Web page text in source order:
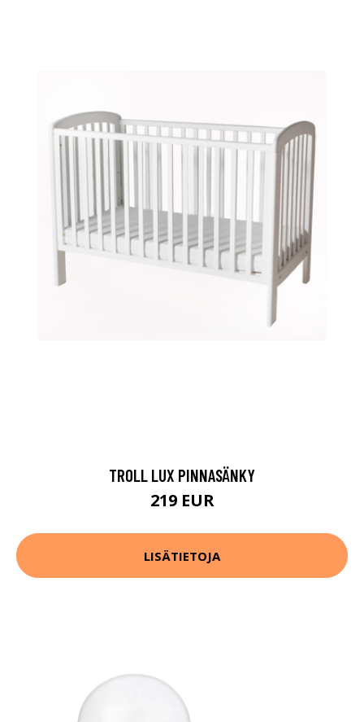
TROLL LUX PINNASÄNKY
219 EUR
LISÄTIETOJA